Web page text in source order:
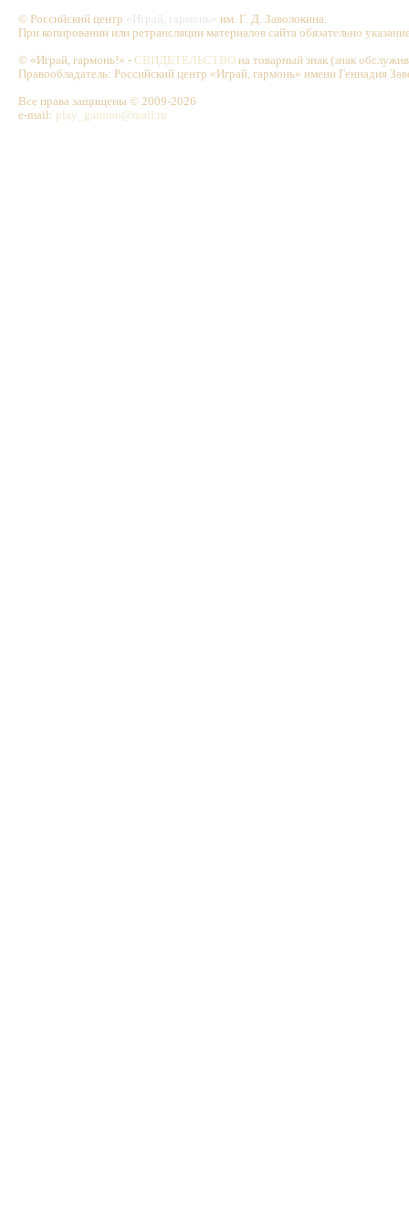
© Российский центр «Играй, гармонь» им. Г. Д. Заволокина.
При копировании или ретрансляции материалов сайта обязательно
© «Играй, гармонь!» - СВИДЕТЕЛЬСТВО на товарный знак (знак
Правообладатель: Российский центр «Играй, гармонь» имени Геннадия
Все права защищены © 2009-2026
e-mail: play_garmon@mail.ru